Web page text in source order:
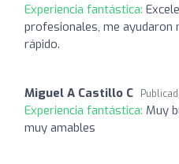
Experiencia fantástica:
profesionales, me ayudaron
rápido.
Miguel A Castillo C
Experiencia fantástica: Muy
muy amables